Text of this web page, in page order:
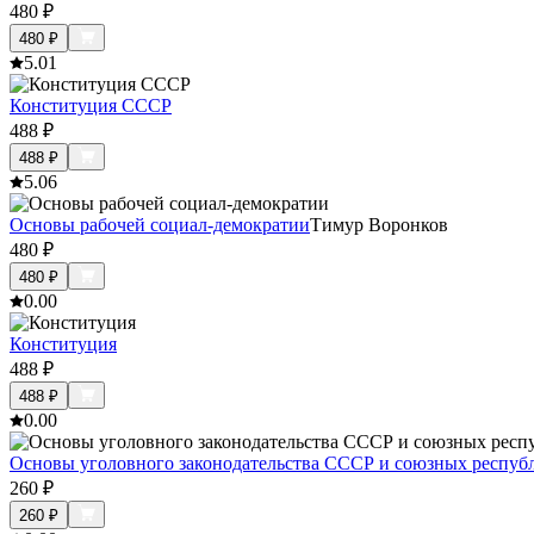
480 ₽
480 ₽
5.01
Конституция СССР
488 ₽
488 ₽
5.06
Основы рабочей социал-демократииТимур Воронков
480 ₽
480 ₽
0.00
Конституция
488 ₽
488 ₽
0.00
Основы уголовного законодательства СССР и союзных
260 ₽
260 ₽